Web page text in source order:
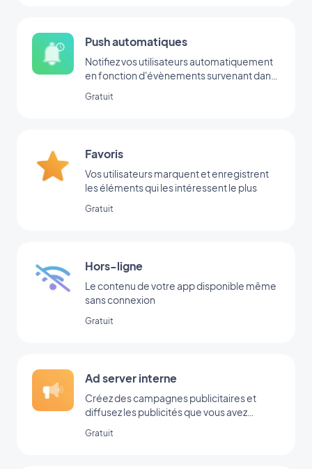
Push automatiques
Notifiez vos utilisateurs automatiquement
en fonction d'évènements survenant dans
Gratuit
Favoris
Vos utilisateurs marquent et enregistrent
les éléments qui les intéressent le plus
Gratuit
Hors-ligne
Le contenu de votre app disponible même
sans connexion
Gratuit
Ad server interne
Créez des campagnes publicitaires et
diffusez les publicités que vous avez
office
Gratuit